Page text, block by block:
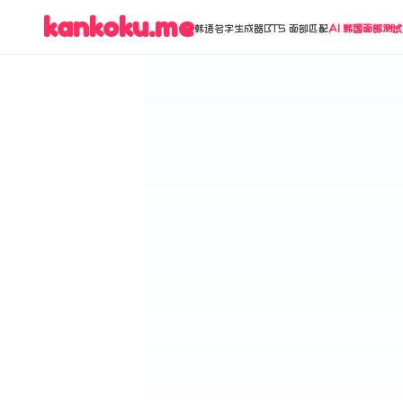
kankoku.me韩语名字生成器BTS 面部匹配AI 韩国面部测试